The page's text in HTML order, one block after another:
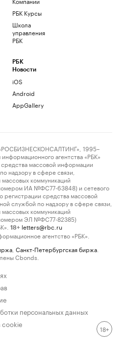
РБК Курсы
Школа
управления
РБК
РБК
Новости
iOS
Android
AppGallery
1995–
агентства «РБК»
массовой информации
надзору в сфере связи,
коммуникаций
ИА №ФС77-63848) и сетевого
регистрации средства массовой
службой по надзору в сфере связи,
коммуникаций
ЭЛ №ФС77-82385)
18+ letters@rbc.ru
агентство «РБК».
Санкт-Петербургская биржа
Cbonds.
персональных данных
cookie
18+